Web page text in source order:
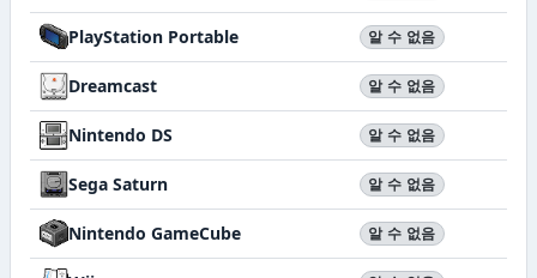
PlayStation Portable 알 수 없음
Dreamcast 알 수 없음
Nintendo DS 알 수 없음
Sega Saturn 알 수 없음
Nintendo GameCube 알 수 없음